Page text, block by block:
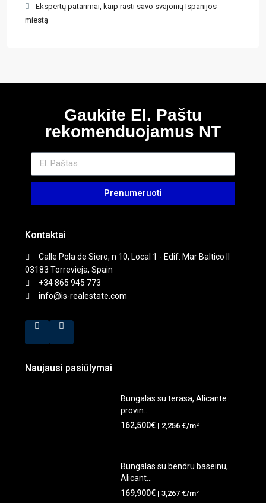
Ekspertų patarimai, kaip rasti savo svajonių Ispanijos
miestą
Gaukite El. Paštu
rekomenduojamus NT
Prenumeruoti
Kontaktai
Calle Pola de Siero, n 10, Local 1 - Edif. Mar Baltico II
03183 Torrevieja, Spain
+34 865 945 773
info@is-realestate.com
Naujausi pasiūlymai
Bungalas su terasa, Alicante
provin...
162,500€ | 2,256 €/m²
Bungalas su bendru baseinu,
Alicant...
169,900€ | 3,267 €/m²